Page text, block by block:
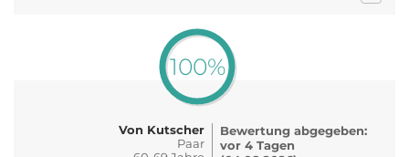
100%
Von Kutscher
Paar
Bewertung abgegeben:
vor 4 Tagen